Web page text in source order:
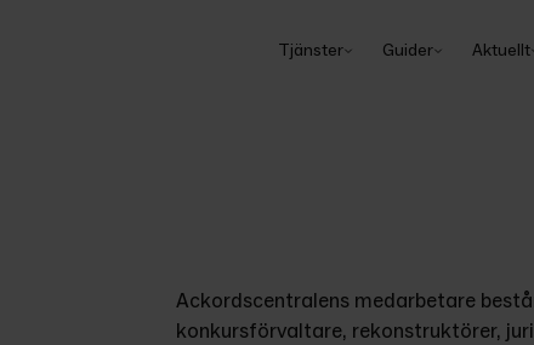
Tjänster Guider Aktuellt
Ackordscentralens medarbetare
konkursförvaltare, rekonstruktörer,